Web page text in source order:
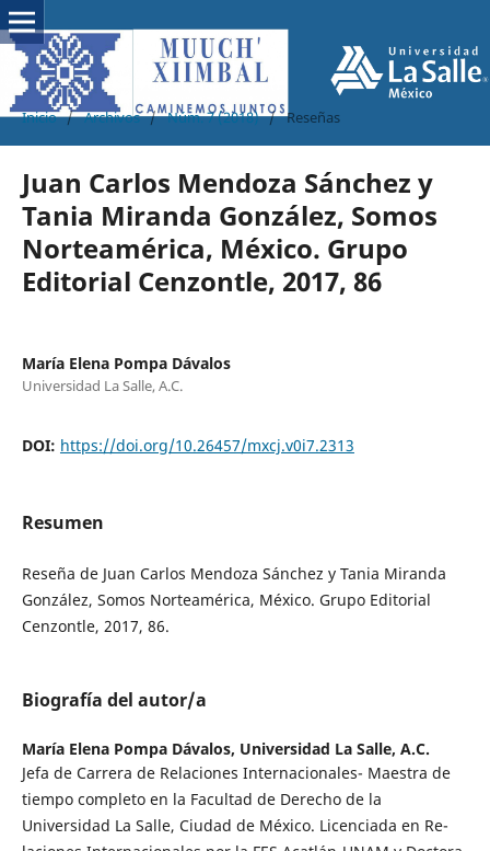
Inicio / Archivos / Núm. 7 (2018) / Reseñas
Juan Carlos Mendoza Sánchez y
Tania Miranda González, Somos
Norteamérica, México. Grupo
Editorial Cenzontle, 2017, 86
María Elena Pompa Dávalos
Universidad La Salle, A.C.
DOI: https://doi.org/10.26457/mxcj.v0i7.2313
Resumen
Reseña de Juan Carlos Mendoza Sánchez y Tania Miranda
González, Somos Norteamérica, México. Grupo Editorial
Cenzontle, 2017, 86.
Biografía del autor/a
María Elena Pompa Dávalos, Universidad La Salle, A.C.
Jefa de Carrera de Relaciones Internacionales- Maestra de
tiempo completo en la Facultad de Derecho de la
Universidad La Salle, Ciudad de México. Licenciada en Re-